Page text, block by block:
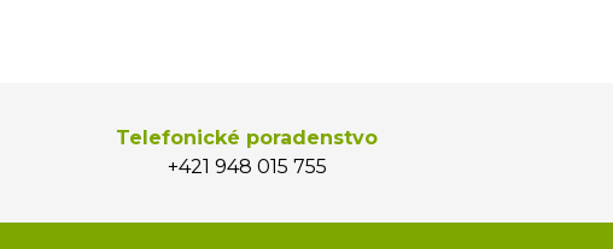
Telefonické poradenstvo
+421 948 015 755